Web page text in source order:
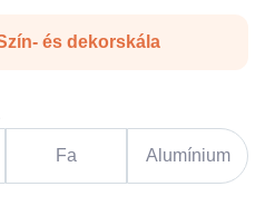
és dekorskála
Fa Alumínium